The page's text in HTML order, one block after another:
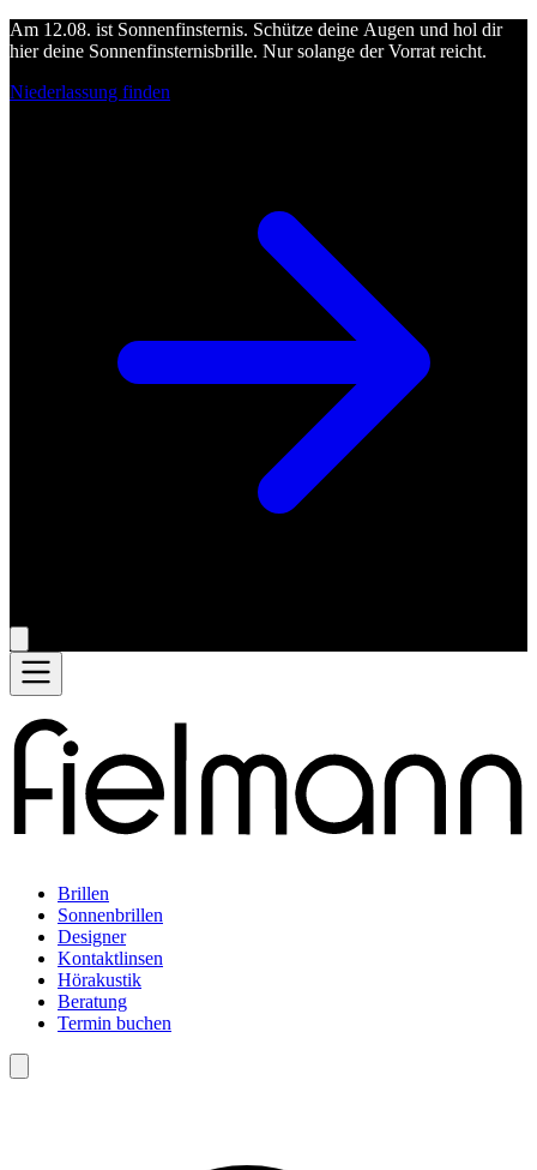
Am 12.08. ist Sonnenfinsternis. Schütze deine Augen und hol dir
hier deine Sonnenfinsternisbrille. Nur solange der Vorrat reicht.
Niederlassung finden
Brillen
Sonnenbrillen
Designer
Kontaktlinsen
Hörakustik
Beratung
Termin buchen